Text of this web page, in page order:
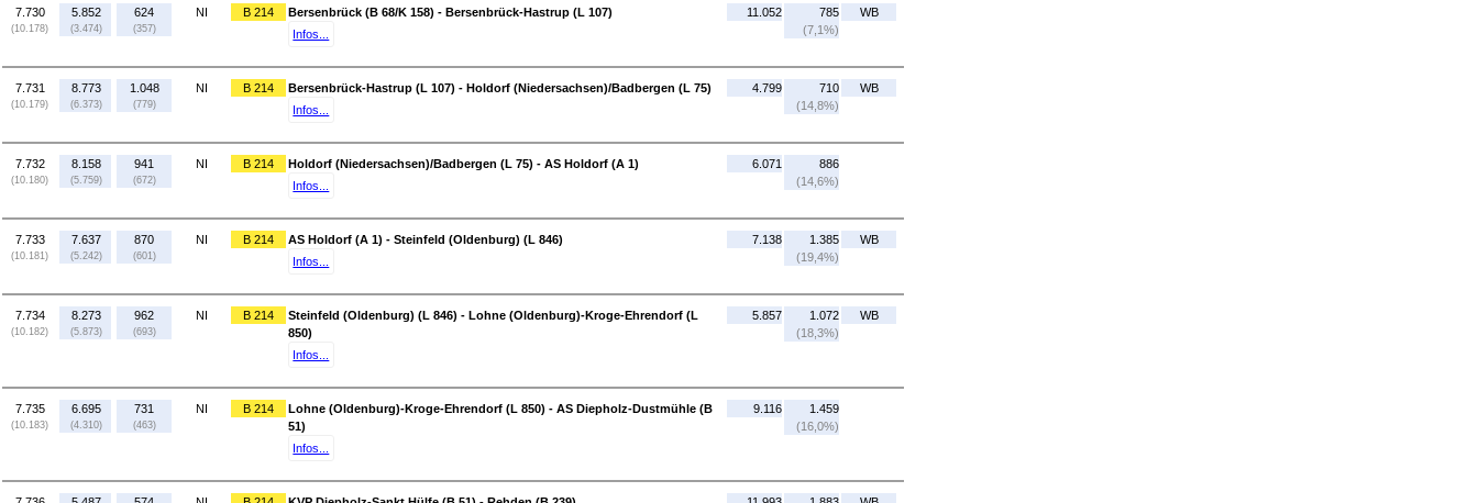
7.730
(10.178)
5.852
(3.474)
624
(357)
NI B 214
Bersenbrück (B 68/K 158) - Bersenbrück-Hastrup (L 107)
Infos...
11.052
785
(7,1%)
WB
7.731
(10.179)
8.773
(6.373)
1.048
(779)
NI B 214
Bersenbrück-Hastrup (L 107) - Holdorf (Niedersachsen)/Badbergen (L 75)
Infos...
4.799
710
(14,8%)
WB
7.732
(10.180)
8.158
(5.759)
941
(672)
NI B 214
Holdorf (Niedersachsen)/Badbergen (L 75) - AS Holdorf (A 1)
Infos...
6.071
886
(14,6%)
7.733
(10.181)
7.637
(5.242)
870
(601)
NI B 214
AS Holdorf (A 1) - Steinfeld (Oldenburg) (L 846)
Infos...
7.138
1.385
(19,4%)
WB
7.734
(10.182)
8.273
(5.873)
962
(693)
NI B 214
Steinfeld (Oldenburg) (L 846) - Lohne (Oldenburg)-Kroge-Ehrendorf (L
850)
Infos...
5.857
1.072
(18,3%)
WB
7.735
(10.183)
6.695
(4.310)
731
(463)
NI B 214
Lohne (Oldenburg)-Kroge-Ehrendorf (L 850) - AS Diepholz-Dustmühle (B
51)
Infos...
9.116
1.459
(16,0%)